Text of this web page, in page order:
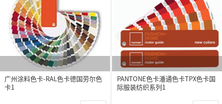
广州涂料色卡-RAL色卡德国劳尔色
卡1
PANTONE色卡潘通色卡TPX色卡国
际服装纺织系列1